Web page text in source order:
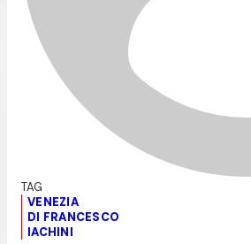
VENEZIA
DI FRANCESCO
IACHINI